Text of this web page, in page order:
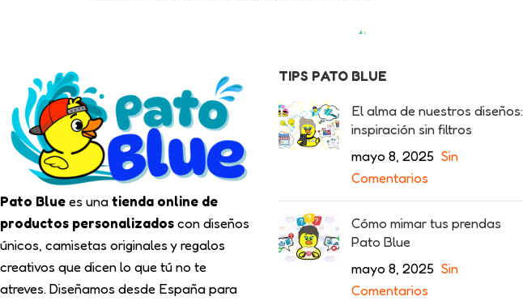
Pato Bluees unatienda online de
productos personalizadoscon diseños
únicos, camisetas originales y regalos
creativos que dicen lo que tú no te
atreves. Diseñamos desde España para
TIPS PATO BLUE
El alma de nuestros diseños:
inspiración sin filtros
mayo 8, 2025 Sin
Comentarios
Cómo mimar tus prendas
Pato Blue
mayo 8, 2025 Sin
Comentarios